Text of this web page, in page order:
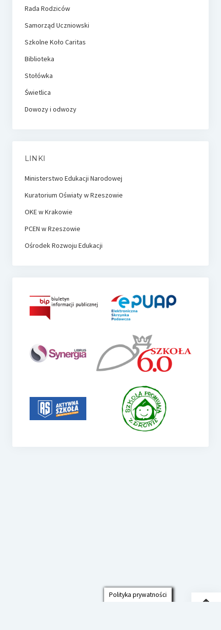
Rada Rodziców
Samorząd Uczniowski
Szkolne Koło Caritas
Biblioteka
Stołówka
Świetlica
Dowozy i odwozy
LINKI
Ministerstwo Edukacji Narodowej
Kuratorium Oświaty w Rzeszowie
OKE w Krakowie
PCEN w Rzeszowie
Ośrodek Rozwoju Edukacji
Polityka prywatności